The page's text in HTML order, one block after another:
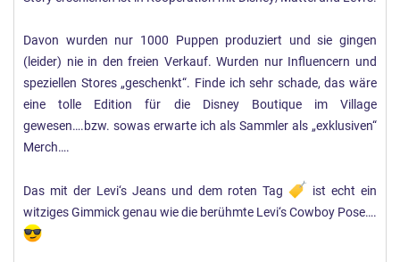
Davon wurden nur 1000 Puppen produziert und sie gingen
(leider) nie in den freien Verkauf. Wurden nur Influencern und
speziellen Stores „geschenkt“. Finde ich sehr schade, das wäre
eine tolle Edition für die Disney Boutique im Village
gewesen….bzw. sowas erwarte ich als Sammler als „exklusiven“
Merch….
Das mit der Levi‘s Jeans und dem roten Tag
ist echt ein
witziges Gimmick genau wie die berühmte Levi‘s Cowboy Pose….